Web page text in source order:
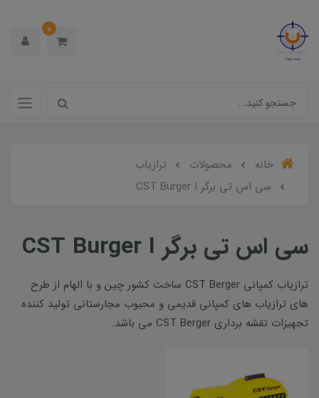
0
خانه محصولات
ترازیاب
سی اس تی برگر CST Burger I
سی اس تی برگر CST Burger I
ترازیاب کمپانی CST Berger ساخت کشور چین و با الهام از طرح
های ترازیاب های کمپانی قدیمی و محبوب مجارستانی تولید کننده
تجهیزات تقشه برداری CST Berger می باشد.